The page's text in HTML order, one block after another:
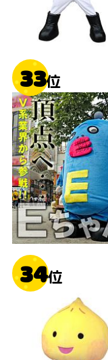
33位
34位